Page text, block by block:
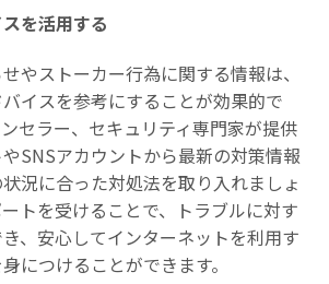
を活用する
やストーカー行為に関する情報は、
イスを参考にすることが効果的で
セラー、セキュリティ専門家が提供
SNSアカウントから最新の対策情報
況に合った対処法を取り入れましょ
トを受けることで、トラブルに対す
、安心してインターネットを利用す
につけることができます。